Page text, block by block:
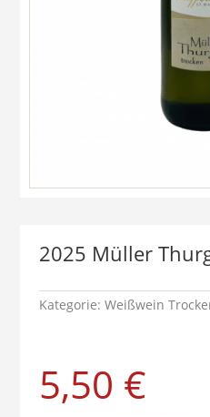
2025 Müller
Kategorie: Weißwein
5,50 €